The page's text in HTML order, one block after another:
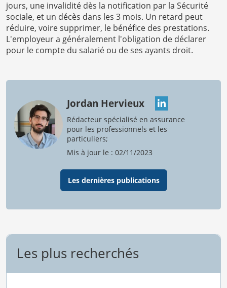
jours, une invalidité dès la notification par la Sécurité
sociale, et un décès dans les 3 mois. Un retard peut
réduire, voire supprimer, le bénéfice des prestations.
L'employeur a généralement l'obligation de déclarer
pour le compte du salarié ou de ses ayants droit.
Jordan Hervieux
Rédacteur spécialisé en assurance
pour les professionnels et les
particuliers;
Mis à jour le : 02/11/2023
Les dernières publications
Les plus recherchés